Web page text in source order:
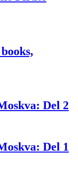
Del 2
Del 1